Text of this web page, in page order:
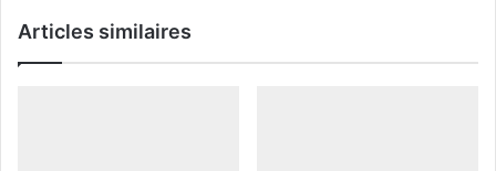
Articles similaires